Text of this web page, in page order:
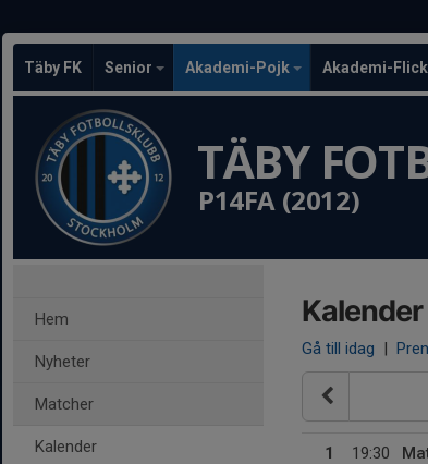
Täby FK Senior Akademi-Pojk Akademi-Flick
TÄBY
P14FA (2012)
Hem
Nyheter
Matcher
Kalender
Kalender
Gå till idag |
1
19:30